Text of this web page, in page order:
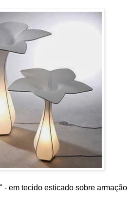
- em tecido esticado sobre armação